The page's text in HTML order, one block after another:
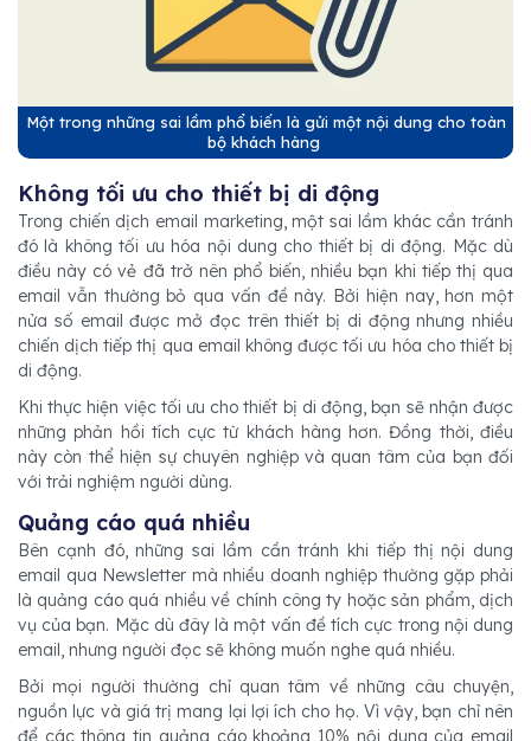
Một trong những sai lầm phổ biến là gửi một nội dung cho toàn
bộ khách hàng
Không tối ưu cho thiết bị di động
Trong chiến dịch email marketing, một sai lầm khác cần tránh
đó là không tối ưu hóa nội dung cho thiết bị di động. Mặc dù
điều này có vẻ đã trở nên phổ biến, nhiều bạn khi tiếp thị qua
email vẫn thường bỏ qua vấn đề này. Bởi hiện nay, hơn một
nửa số email được mở đọc trên thiết bị di động nhưng nhiều
chiến dịch tiếp thị qua email không được tối ưu hóa cho thiết bị
di động.
Khi thực hiện việc tối ưu cho thiết bị di động, bạn sẽ nhận được
những phản hồi tích cực từ khách hàng hơn. Đồng thời, điều
này còn thể hiện sự chuyên nghiệp và quan tâm của bạn đối
với trải nghiệm người dùng.
Quảng cáo quá nhiều
Bên cạnh đó, những sai lầm cần tránh khi tiếp thị nội dung
email qua Newsletter mà nhiều doanh nghiệp thường gặp phải
là quảng cáo quá nhiều về chính công ty hoặc sản phẩm, dịch
vụ của bạn. Mặc dù đây là một vấn đề tích cực trong nội dung
email, nhưng người đọc sẽ không muốn nghe quá nhiều.
Bởi mọi người thường chỉ quan tâm về những câu chuyện,
nguồn lực và giá trị mang lại lợi ích cho họ. Vì vậy, bạn chỉ nên
để các thông tin quảng cáo khoảng 10% nội dung của email